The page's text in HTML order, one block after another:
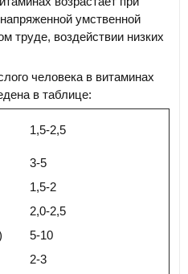
умственной
труде, воздействии низких
человека в витаминах
в таблице:
1,5-2,5
3-5
1,5-2
2,0-2,5
5-10
2-3